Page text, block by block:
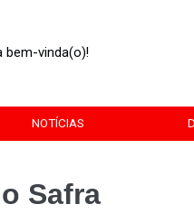
bem-vinda(o)!
NOTÍCIAS
Safra